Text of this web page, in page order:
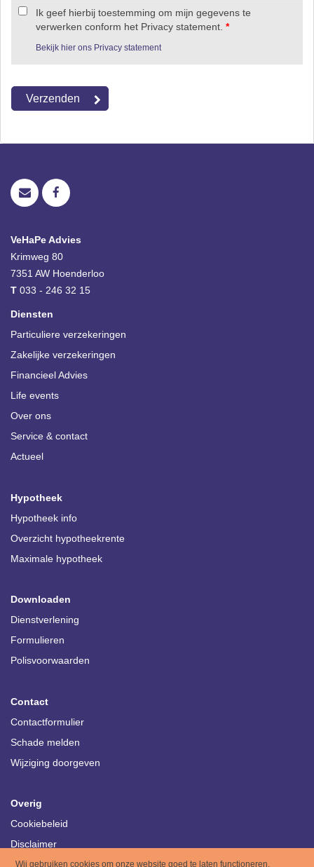
Wij gebruiken cookies om onze website goed te laten functioneren.
Ik geef hierbij toestemming om mijn gegevens te
verwerken conform het Privacy statement. *
Bekijk hier ons Privacy statement
VeHaPe Advies
Krimweg 80
7351 AW Hoenderloo
T 033 - 246 32 15
Diensten
Particuliere verzekeringen
Zakelijke verzekeringen
Financieel Advies
Life events
Over ons
Service & contact
Actueel
Hypotheek
Hypotheek info
Overzicht hypotheekrente
Maximale hypotheek
Downloaden
Dienstverlening
Formulieren
Polisvoorwaarden
Contact
Contactformulier
Schade melden
Wijziging doorgeven
Overig
Cookiebeleid
Disclaimer
Privacy